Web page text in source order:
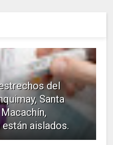
del
Santa
están aislados.